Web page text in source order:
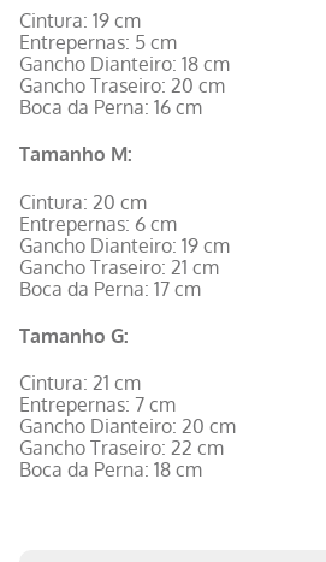
Cintura: 19 cm
Entrepernas: 5 cm
Gancho Dianteiro: 18 cm
Gancho Traseiro: 20 cm
Boca da Perna: 16 cm
Tamanho M:
Cintura: 20 cm
Entrepernas: 6 cm
Gancho Dianteiro: 19 cm
Gancho Traseiro: 21 cm
Boca da Perna: 17 cm
Tamanho G:
Cintura: 21 cm
Entrepernas: 7 cm
Gancho Dianteiro: 20 cm
Gancho Traseiro: 22 cm
Boca da Perna: 18 cm